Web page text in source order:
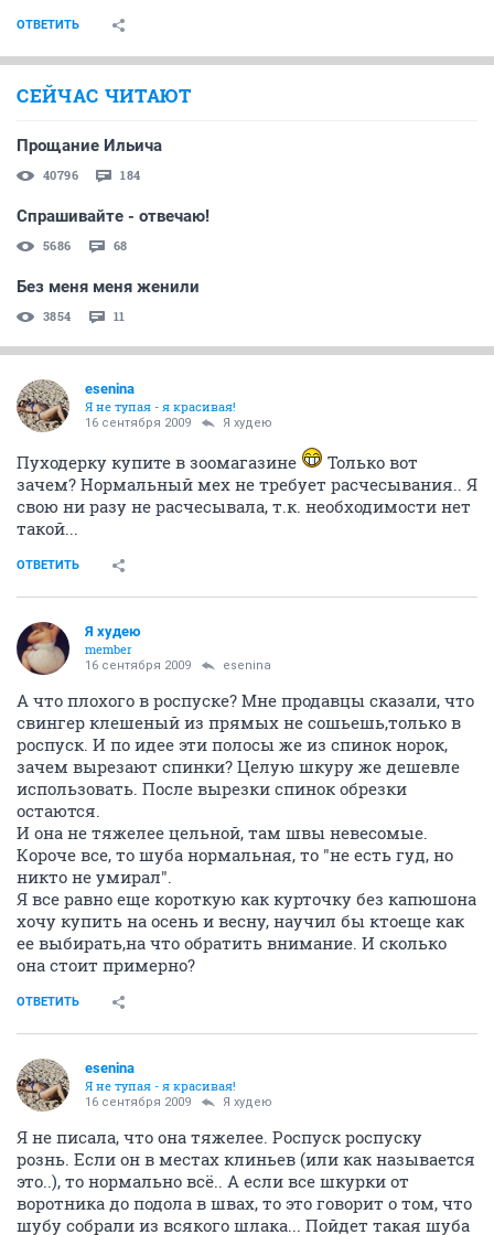
ОТВЕТИТЬ
СЕЙЧАС ЧИТАЮТ
Прощание Ильича
40796 184
Спрашивайте - отвечаю!
5686 68
Без меня меня женили
3854 11
esenina
Я не тупая - я красивая!
16 сентября 2009 Я худею
Пуходерку купите в зоомагазине
Только вот
зачем? Нормальный мех не требует расчесывания.. Я
свою ни разу не расчесывала, т.к. необходимости нет
такой...
ОТВЕТИТЬ
Я худею
member
16 сентября 2009 esenina
А что плохого в роспуске? Мне продавцы сказали, что
свингер клешеный из прямых не сошьешь,только в
роспуск. И по идее эти полосы же из спинок норок,
зачем вырезают спинки? Целую шкуру же дешевле
использовать. После вырезки спинок обрезки
остаются.
И она не тяжелее цельной, там швы невесомые.
Короче все, то шуба нормальная, то "не есть гуд, но
никто не умирал".
Я все равно еще короткую как курточку без капюшона
хочу купить на осень и весну, научил бы ктоеще как
ее выбирать,на что обратить внимание. И сколько
она стоит примерно?
ОТВЕТИТЬ
esenina
Я не тупая - я красивая!
16 сентября 2009 Я худею
Я не писала, что она тяжелее. Роспуск роспуску
рознь. Если он в местах клиньев (или как называется
это..), то нормально всё.. А если все шкурки от
воротника до подола в швах, то это говорит о том, что
шубу собрали из всякого шлака... Пойдет такая шуба